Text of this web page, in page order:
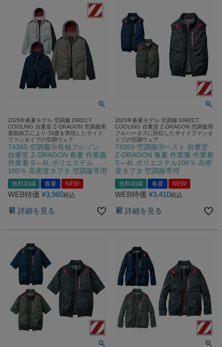
2025年春夏モデル 空調服 DIRECT
COOLING 自重堂 Z-DRAGON 空調服用
遮熱加工により-10度を実現したサイド
ファンタイプの空調ウェア
74360 空調服Ⓡ長袖ブルゾン
自重堂 Z-DRAGON 春夏 作業服
作業着 S～4L ポリエステル
100％ 高密度タフタ 空調服専用
無料刺繍 春夏 NEW
WEB特価 ¥3,960税込
詳細を見る
2025年春夏モデル 空調服 DIRECT
COOLING 自重堂 Z-DRAGON 空調服用
フルハーネスに対応したサイドファンタ
イプの空調ウェア
74350 空調服Ⓡベスト 自重堂
Z-DRAGON 春夏 作業服 作業着
S～4L ポリエステル100％ 高密
度タフタ 空調服専用
無料刺繍 春夏 NEW
WEB特価 ¥3,410税込
詳細を見る